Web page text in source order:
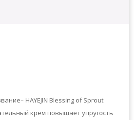
HAYEJIN Blessing of Sprout
крем повышает упругость